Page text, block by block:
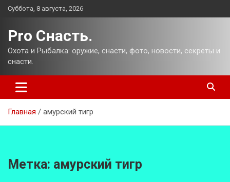
Перейти
Суббота, 8 августа, 2026
Pro Снасть.
Охота и Рыбалка: оружие, снасти, фото, новости, секреты и
снасти.
Главная амурский тигр
Метка: амурский тигр